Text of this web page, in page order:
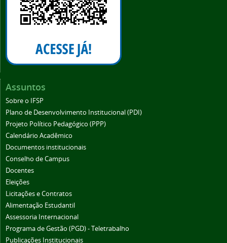
Assuntos
Sobre o IFSP
Plano de Desenvolvimento Institucional (PDI)
Projeto Político Pedagógico (PPP)
Calendário Acadêmico
Documentos institucionais
Conselho de Campus
Docentes
Eleições
Licitações e Contratos
Alimentação Estudantil
Assessoria Internacional
Programa de Gestão (PGD) - Teletrabalho
Publicações Institucionais